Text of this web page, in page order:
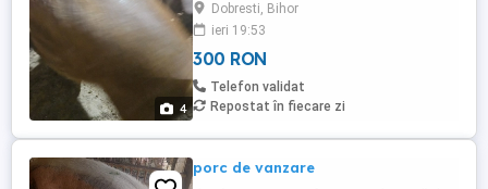
4
Dobresti, Bihor
ieri 19:53
300 RON
Telefon validat
Repostat în fiecare zi
porc de vanzare